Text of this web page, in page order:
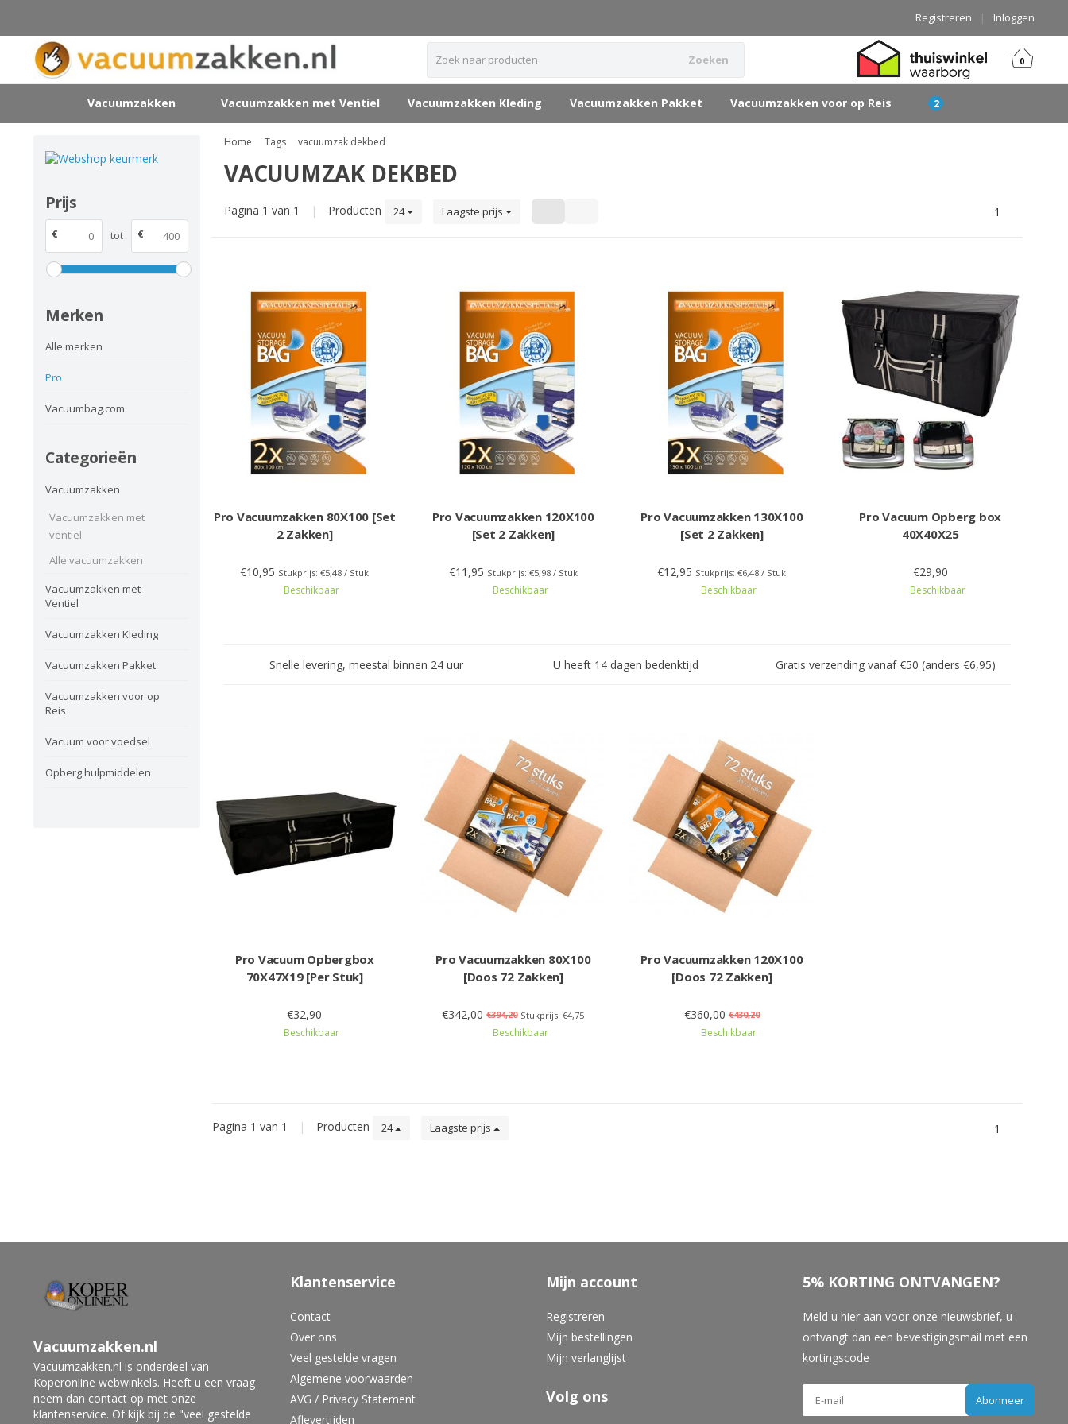
Inloggen
|
Registreren
Zoeken 0
Vacuumzakken Vacuumzakken met Ventiel Vacuumzakken Kleding Vacuumzakken Pakket Vacuumzakken voor op Reis
Prijs
€ tot €
Merken
Alle merken
Pro
Vacuumbag.com
Categorieën
Vacuumzakken
Vacuumzakken met
ventiel
Alle vacuumzakken
Vacuumzakken met
Ventiel
Vacuumzakken Kleding
Vacuumzakken Pakket
Vacuumzakken voor op
Reis
Vacuum voor voedsel
Opberg hulpmiddelen
Home Tags vacuumzak dekbed
VACUUMZAK DEKBED
Pagina 1 van 1 | Producten 24 Laagste prijs 1
Pro Vacuumzakken 80X100 [Set
2 Zakken]
€10,95 Stukprijs: €5,48 / Stuk
Beschikbaar
Pro Vacuumzakken 120X100
[Set 2 Zakken]
€11,95 Stukprijs: €5,98 / Stuk
Beschikbaar
Pro Vacuumzakken 130X100
[Set 2 Zakken]
€12,95 Stukprijs: €6,48 / Stuk
Beschikbaar
Pro Vacuum Opberg box
40X40X25
€29,90
Beschikbaar
Snelle levering, meestal binnen 24 uur U heeft 14 dagen bedenktijd Gratis verzending vanaf €50 (anders €6,95)
Pro Vacuum Opbergbox
70X47X19 [Per Stuk]
€32,90
Beschikbaar
Pro Vacuumzakken 80X100
[Doos 72 Zakken]
€342,00 €394,20 Stukprijs: €4,75
Beschikbaar
Pro Vacuumzakken 120X100
[Doos 72 Zakken]
€360,00 €430,20
Beschikbaar
Pagina 1 van 1 | Producten 24 Laagste prijs 1
Vacuumzakken.nl
Vacuumzakken.nl is onderdeel van
Koperonline webwinkels. Heeft u een vraag
neem dan contact op met onze
klantenservice. Of kijk bij de "veel gestelde
Klantenservice
Contact
Over ons
Veel gestelde vragen
Algemene voorwaarden
AVG / Privacy Statement
Aflevertijden
Mijn account
Registreren
Mijn bestellingen
Mijn verlanglijst
Volg ons
5% KORTING ONTVANGEN?
Meld u hier aan voor onze nieuwsbrief, u
ontvangt dan een bevestigingsmail met een
kortingscode
Abonneer